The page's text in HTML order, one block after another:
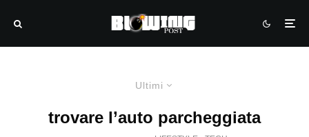
Ultimi
trovare l’auto parcheggiata